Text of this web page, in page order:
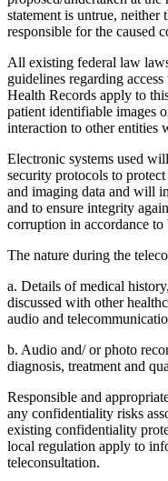
statement is untrue, neither
responsible for the caused
All existing federal law
guidelines regarding
Health Records apply to
patient identifiable images
interaction to other entities
Electronic systems used
security protocols to
and imaging data and will
and to ensure integrity
corruption in accordance
The nature during the
a. Details of medical
discussed with other
audio and
b. Audio and/ or photo
diagnosis, treatment and
Responsible and
any confidentiality risks
existing confidentiality
local regulation apply to
teleconsultation.